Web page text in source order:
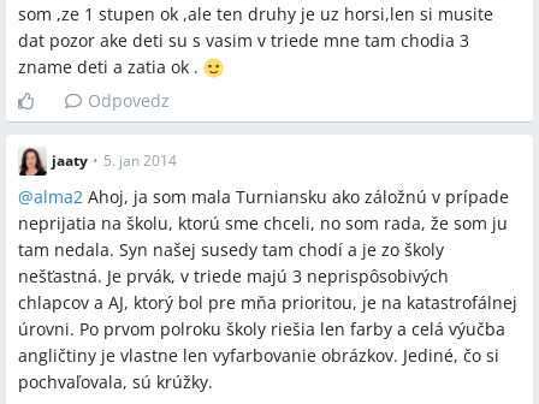
som ,ze 1 stupen ok ,ale ten druhy je uz horsi,len si musite
dat pozor ake deti su s vasim v triede mne tam chodia 3
zname deti a zatia ok .
Odpovedz
jaaty • 5. jan 2014
@alma2 Ahoj, ja som mala Turniansku ako záložnú v prípade
neprijatia na školu, ktorú sme chceli, no som rada, že som ju
tam nedala. Syn našej susedy tam chodí a je zo školy
nešťastná. Je prvák, v triede majú 3 neprispôsobivých
chlapcov a AJ, ktorý bol pre mňa prioritou, je na katastrofálnej
úrovni. Po prvom polroku školy riešia len farby a celá výučba
angličtiny je vlastne len vyfarbovanie obrázkov. Jediné, čo si
pochvaľovala, sú krúžky.